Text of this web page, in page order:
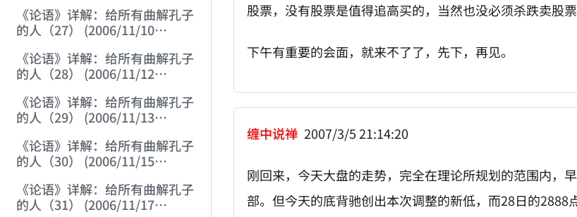
《论语》详解：给所有曲解孔子
的人（27） (2006/11/10
《论语》详解：给所有曲解孔子
的人（28） (2006/11/12
《论语》详解：给所有曲解孔子
的人（29） (2006/11/13
《论语》详解：给所有曲解孔子
的人（30） (2006/11/15
《论语》详解：给所有曲解孔子
的人（31） (2006/11/17
股票，没有股票是值得追高买的，当然也没必须杀跌卖股票
下午有重要的会面，就来不了了，先下，再见。
缠中说禅 2007/3/5 21:14:20
刚回来，今天大盘的走势，完全在理论所规划的范围内，
部。但今天的底背驰创出本次调整的新低，而28日的